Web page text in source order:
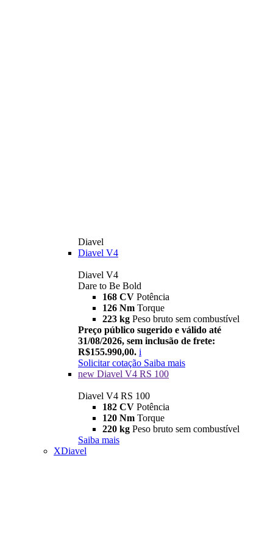
Diavel
Diavel V4
Diavel V4
Dare to Be Bold
168 CV Potência
126 Nm Torque
223 kg Peso bruto sem combustível
Preço público sugerido e válido até
31/08/2026, sem inclusão de frete:
R$155.990,00. i
Solicitar cotação Saiba mais
new Diavel V4 RS 100
Diavel V4 RS 100
182 CV Potência
120 Nm Torque
220 kg Peso bruto sem combustível
Saiba mais
XDiavel